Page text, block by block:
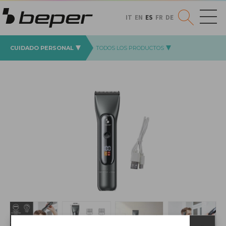
IT EN ES FR DE
CUIDADO PERSONAL TODOS LOS PRODUCTOS